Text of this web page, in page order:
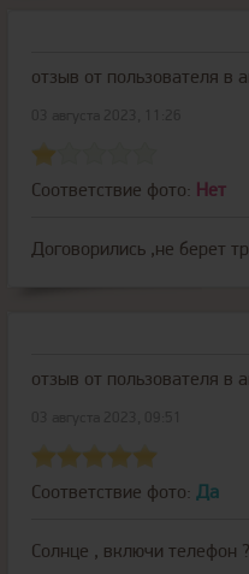
отзыв от пользователя в
Соответствие фото: Нет
Договорились ,не берет
отзыв от пользователя в
Соответствие фото: Да
Солнце , включи телефон ?